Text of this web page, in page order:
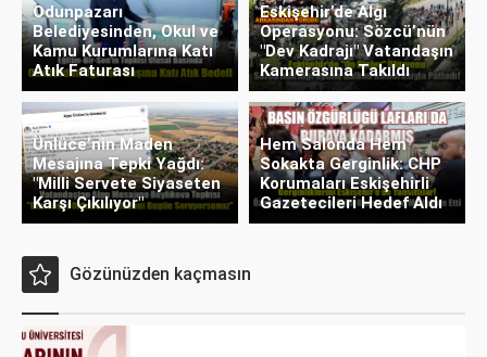
Odunpazarı
Belediyesinden, Okul ve
Kamu Kurumlarına Katı
Atık Faturası
Eskişehir’de Algı
Operasyonu: Sözcü’nün
"Dev Kadrajı" Vatandaşın
Kamerasına Takıldı
Ünlüce’nin Maden
Mesajına Tepki Yağdı:
"Milli Servete Siyaseten
Karşı Çıkılıyor"
Hem Salonda Hem
Sokakta Gerginlik: CHP
Korumaları Eskişehirli
Gazetecileri Hedef Aldı
Gözünüzden kaçmasın